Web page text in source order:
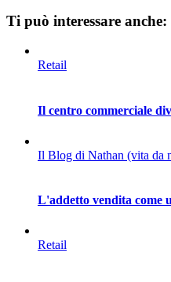
Ti può interessare anche:
Retail
Il centro commerciale
Il Blog di Nathan (vita da
L'addetto vendita come
Retail